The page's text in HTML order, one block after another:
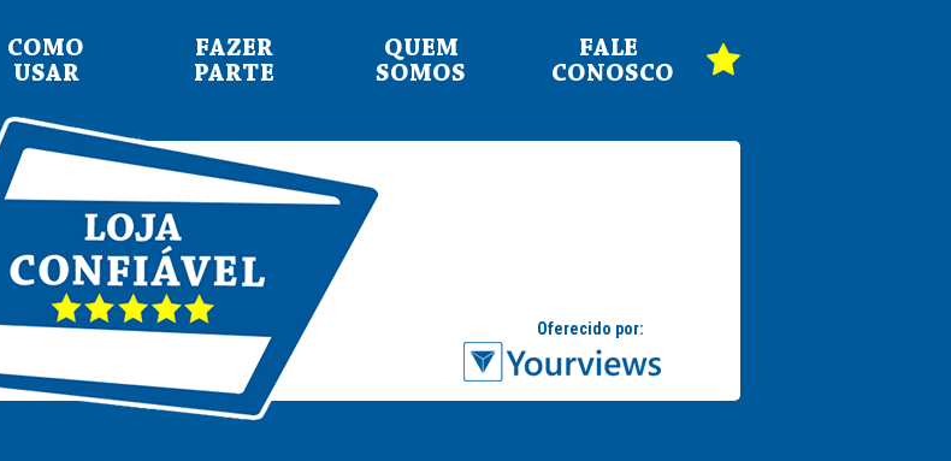
COMO
USAR
FAZER
PARTE
QUEM
SOMOS
FALE
CONOSCO